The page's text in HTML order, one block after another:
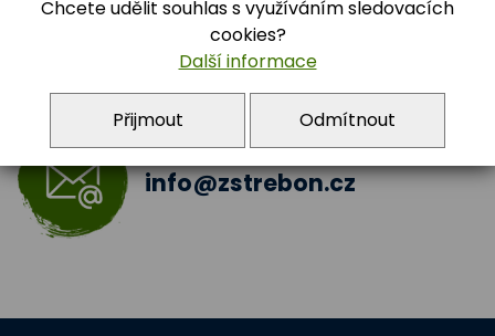
Archiv 2017/2018
info@zstrebon.cz
Chcete udělit souhlas s využíváním sledovacích
cookies?
Další informace
Přijmout Odmítnout